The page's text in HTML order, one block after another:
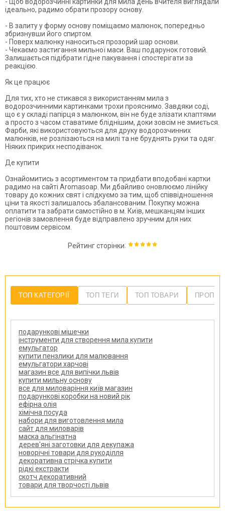
ідеально, радимо обрати прозору основу.
- В залиту у форму основу поміщаємо малюнок, попередньо
збризнувши його спиртом.
- Поверх малюнку наноситься прозорий шар основи.
- Чекаємо застигання мильної маси. Ваш подарунок готовий.
Залишається підібрати гідне пакування і спостерігати за
реакцією.
Як це працює
Для тих, хто не стикався з використанням мила з
водорозчинними картинками трохи прояснимо. Завдяки соді,
що є у складі папірця з малюнком, він не буде злізати клаптями
а просто з часом ставатиме бліднішим, доки зовсім не змиється.
Фарби, які використовуються для друку водорозчинних
малюнків, не розлізаються на милі та не бруднять руки та одяг.
Ніяких прикрих несподіванок.
Де купити
Ознайомитись з асортиментом та придбати вподобані картки
радимо на сайті Aromasoap. Ми дбайливо оновлюємо лінійку
товару до кожних свят і слідкуємо за тим, щоб співвідношення
ціни та якості залишалось збалансованим. Покупку можна
оплатити та забрати самостійно в м. Київ, мешканцям інших
регіонів замовлення буде відправлено зручним для них
поштовим сервісом.
Рейтинг сторінки:
ТОП КАТЕГОРІЇ ТОП ТЕГИ ТОП ТОВАРИ
подарункові мішечки
інструменти для створення мила купити
емульгатор
купити пензлики для малювання
емульгатори харчові
магазин все для випічки львів
купити мильну основу
все для миловаріння київ магазин
подарункові коробки на новий рік
ефірна олія
хімічна посуда
набори для виготовлення мила
сайт для миловарів
маска альгінатна
дерев'яні заготовки для декупажа
новорічні товари для рукоділля
декоративна стрічка купити
рідкі екстракти
скотч декоративний
товари для творчості львів